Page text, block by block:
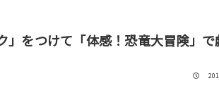
」をつけて「体感！恐竜大冒険」で
投